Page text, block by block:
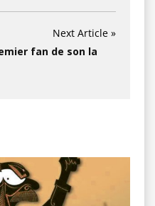
Next Article »
fan de son la